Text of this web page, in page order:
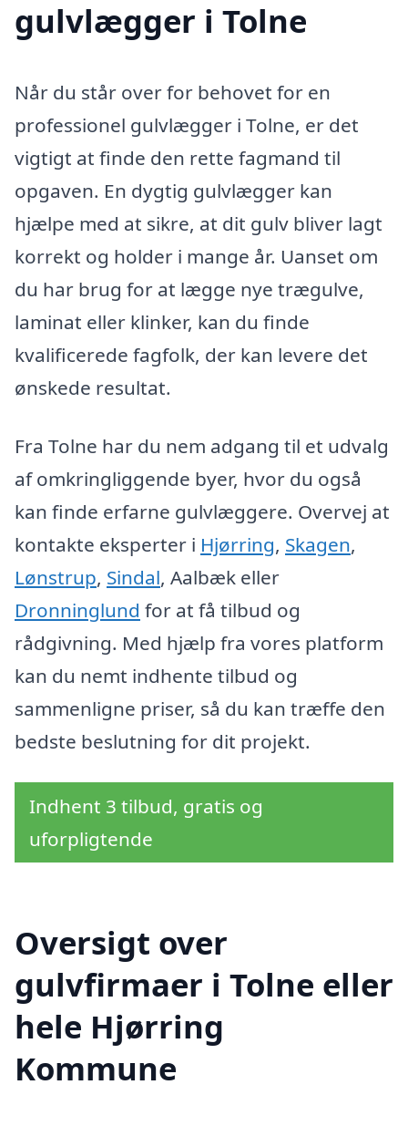
gulvlægger i Tolne
Når du står over for behovet for en
professionel gulvlægger i Tolne, er det
vigtigt at finde den rette fagmand til
opgaven. En dygtig gulvlægger kan
hjælpe med at sikre, at dit gulv bliver lagt
korrekt og holder i mange år. Uanset om
du har brug for at lægge nye trægulve,
laminat eller klinker, kan du finde
kvalificerede fagfolk, der kan levere det
ønskede resultat.
Fra Tolne har du nem adgang til et udvalg
af omkringliggende byer, hvor du også
kan finde erfarne gulvlæggere. Overvej at
kontakte eksperter i Hjørring, Skagen,
Lønstrup, Sindal, Aalbæk eller
Dronninglund for at få tilbud og
rådgivning. Med hjælp fra vores platform
kan du nemt indhente tilbud og
sammenligne priser, så du kan træffe den
bedste beslutning for dit projekt.
Indhent 3 tilbud, gratis og
uforpligtende
Oversigt over
gulvfirmaer i Tolne eller
hele Hjørring
Kommune